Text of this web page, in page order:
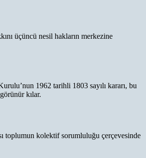
üçüncü nesil hakların merkezine
1962 tarihli 1803 sayılı kararı, bu
kılar.
toplumun kolektif sorumluluğu çerçevesinde